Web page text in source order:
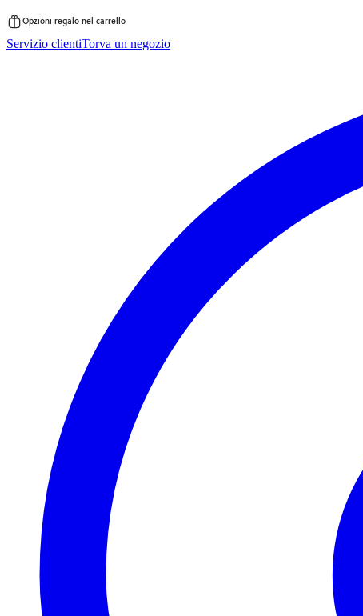
al
Opzioni regalo nel carrello
Servizio clientiTorva un negozio